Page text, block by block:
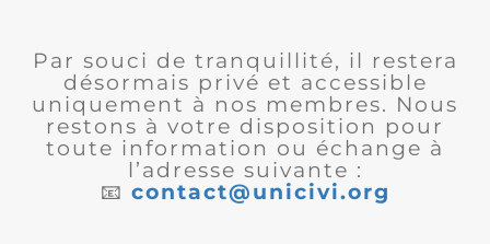
Par souci de tranquillité, il restera
désormais privé et accessible
uniquement à nos membres. Nous
restons à votre disposition pour
toute information ou échange à
l’adresse suivante :
📧 contact@unicivi.org